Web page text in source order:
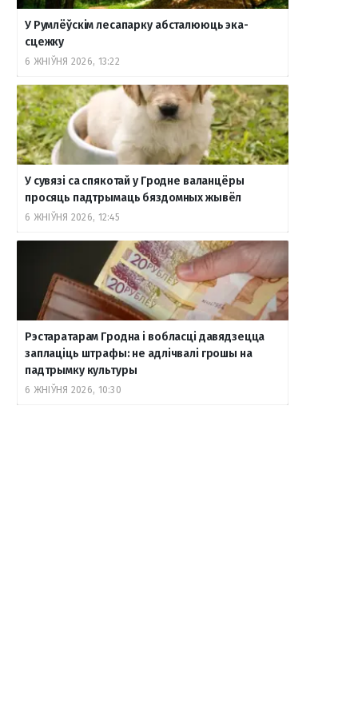
У Румлёўскім лесапарку абсталююць эка-
сцежку
6 ЖНІЎНЯ 2026, 13:22
У сувязі са спякотай у Гродне валанцёры
просяць падтрымаць бяздомных жывёл
6 ЖНІЎНЯ 2026, 12:45
Рэстаратарам Гродна і вобласці давядзецца
заплаціць штрафы: не адлічвалі грошы на
падтрымку культуры
6 ЖНІЎНЯ 2026, 10:30